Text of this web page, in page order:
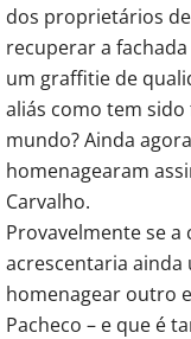
dos proprietários
recuperar a
um graffitie de
aliás como tem
mundo? Ainda
homenagearam
Carvalho.
Provavelmente se a
acrescentaria
homenagear outro
Pacheco – e que é